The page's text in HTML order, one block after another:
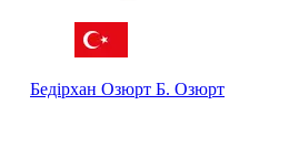
Бедірхан Озюрт Б. Озюрт